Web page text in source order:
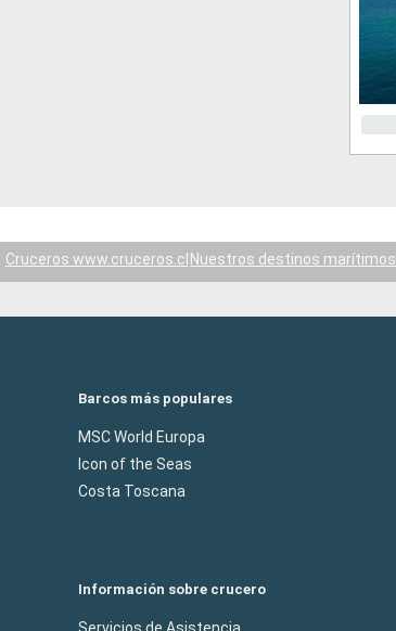
Cruceros www.cruceros.cl Nuestros destinos marítimos
Barcos más populares
MSC World Europa
Icon of the Seas
Costa Toscana
Información sobre crucero